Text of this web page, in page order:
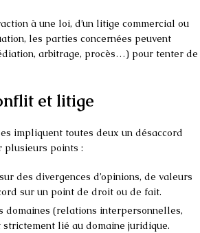
à une loi, d’un litige commercial ou
les parties concernées peuvent
arbitrage, procès…) pour tenter de
et litige
impliquent toutes deux un désaccord
plusieurs points :
des divergences d’opinions, de valeurs
sur un point de droit ou de fait.
(relations interpersonnelles,
lié au domaine juridique.